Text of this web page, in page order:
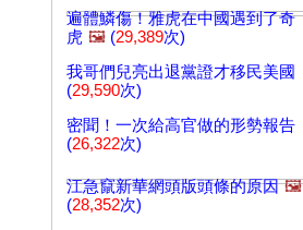
遍體鱗傷！雅虎在中國遇到了奇
虎 🖼️ (29,389次)
我哥們兒亮出退黨證才移民美國
(29,590次)
密聞！一次給高官做的形勢報告
(26,322次)
江急竄新華網頭版頭條的原因 🖼️
(28,352次)